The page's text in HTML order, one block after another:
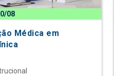
08
Médica em